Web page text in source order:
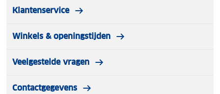
Klantenservice
Winkels & openingstijden
Veelgestelde vragen
Contactgegevens